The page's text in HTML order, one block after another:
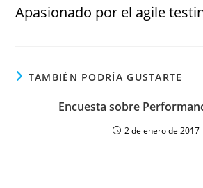
Apasionado por el agile
TAMBIÉN PODRÍA GUSTARTE
Encuesta sobre
2 de enero de 2017